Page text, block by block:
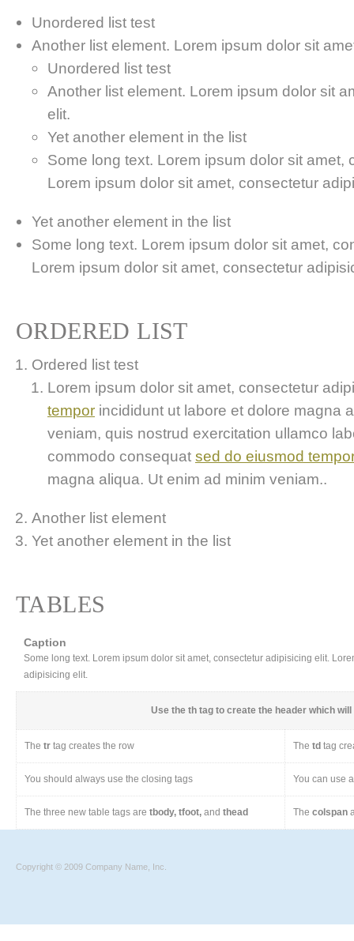
Unordered list test
Another list element. Lorem ipsum dolor sit
Unordered list test
Another list element. Lorem ipsum dolor sit
elit.
Yet another element in the list
Some long text. Lorem ipsum dolor sit amet,
Lorem ipsum dolor sit amet, consectetur
Yet another element in the list
Some long text. Lorem ipsum dolor sit amet,
Lorem ipsum dolor sit amet, consectetur
ORDERED LIST
Ordered list test
Lorem ipsum dolor sit amet, consectetur
tempor incididunt ut labore et dolore magna
veniam, quis nostrud exercitation ullamco
commodo consequat sed do eiusmod
magna aliqua. Ut enim ad minim veniam..
Another list element
Yet another element in the list
TABLES
Caption
Some long text. Lorem ipsum dolor sit amet, consectetur adipisicing elit.
adipisicing elit.
Use the th tag to create the header which
The tr tag creates the row The td tag
You should always use the closing tags You can use
The three new table tags are tbody, tfoot, and thead The colspan
Copyright © 2009 Company Name, Inc.